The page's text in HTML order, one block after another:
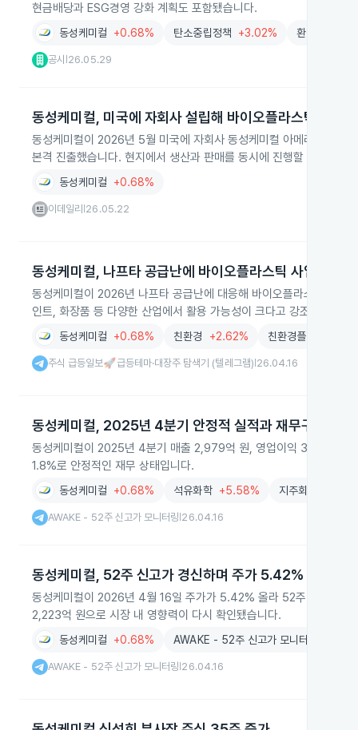
현금배당과 ESG경영 강화 계획도 포함됐습니다.
동성케미컬 +0.68% 탄소중립정책 +3.02% 환경산업
공시 26.05.29
동성케미컬, 미국에 자회사 설립해 바이오플라스틱 시장
동성케미컬이 2026년 5월 미국에 자회사 동성케미컬 아메리카를 세
본격 진출했습니다. 현지에서 생산과 판매를 동시에 진행할 계획입니
동성케미컬 +0.68%
이데일리 26.05.22
동성케미컬, 나프타 공급난에 바이오플라스틱 사업 확대
동성케미컬이 2026년 나프타 공급난에 대응해 바이오플라스틱 사업
인트, 화장품 등 다양한 산업에서 활용 가능성이 크다고 강조하며 친
동성케미컬 +0.68% 친환경 +2.62% 친환경플라스틱
주식 급등일보🚀급등테마·대장주 탐색기 (텔레그램) 26.04.16
동성케미컬, 2025년 4분기 안정적 실적과 재무구조 달성
동성케미컬이 2025년 4분기 매출 2,979억 원, 영업이익 301억 원,
1.8%로 안정적인 재무 상태입니다.
동성케미컬 +0.68% 석유화학 +5.58% 지주회사
AWAKE - 52주 신고가 모니터링 26.04.16
동성케미컬, 52주 신고가 경신하며 주가 5.42% 상승
동성케미컬이 2026년 4월 16일 주가가 5.42% 올라 52주 신고가를
2,223억 원으로 시장 내 영향력이 다시 확인됐습니다.
동성케미컬 +0.68% AWAKE - 52주 신고가 모니터링
AWAKE - 52주 신고가 모니터링 26.04.16